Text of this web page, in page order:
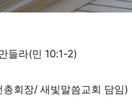
들라(민 10:1-2)
회장/ 새빛말씀교회 담임)